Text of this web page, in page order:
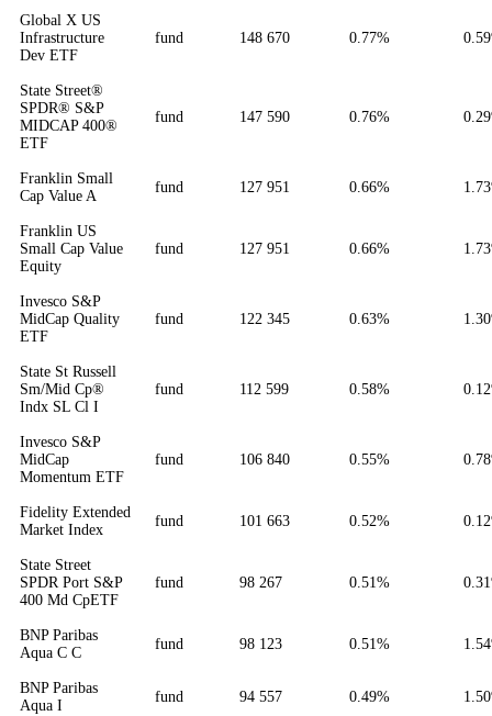
Global X US
Infrastructure
Dev ETF
fund 148 670 0.77%
State Street®
SPDR® S&P
MIDCAP 400®
ETF
fund 147 590 0.76%
Franklin Small
Cap Value A
fund 127 951 0.66%
Franklin US
Small Cap Value
Equity
fund 127 951 0.66%
Invesco S&P
MidCap Quality
ETF
fund 122 345 0.63%
State St Russell
Sm/Mid Cp®
Indx SL Cl I
fund 112 599 0.58%
Invesco S&P
MidCap
Momentum ETF
fund 106 840 0.55%
Fidelity Extended
Market Index
fund 101 663 0.52%
State Street
SPDR Port S&P
400 Md CpETF
fund 98 267 0.51%
BNP Paribas
Aqua C C
fund 98 123 0.51%
BNP Paribas
Aqua I
fund 94 557 0.49%